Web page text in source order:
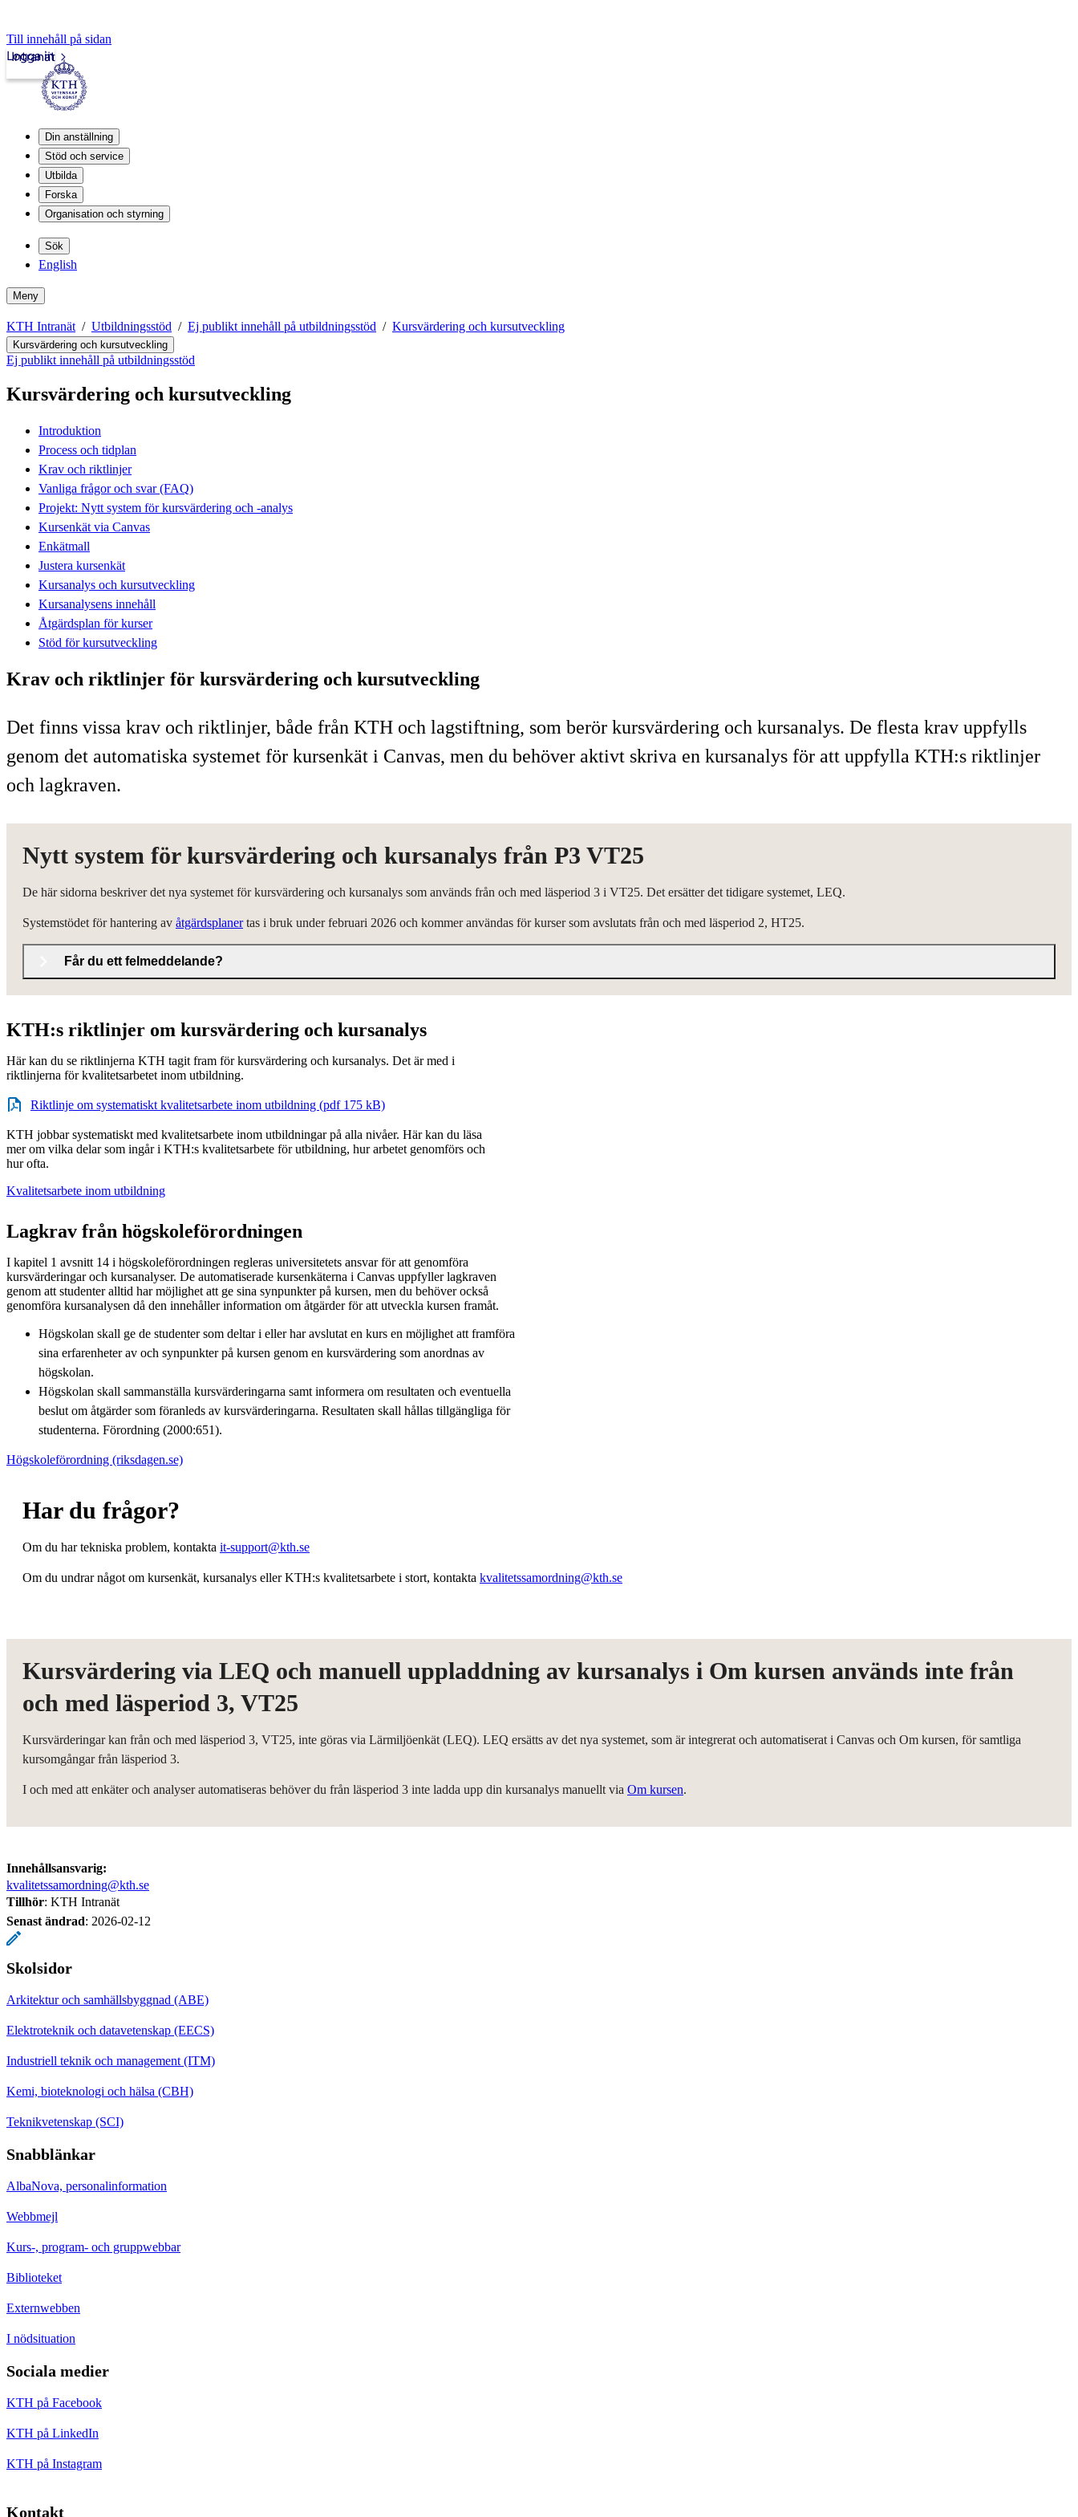
Till innehåll på sidan
Intranät
Logga in
Din anställning
Stöd och service
Utbilda
Forska
Organisation och styrning
Sök
English
Meny
KTH Intranät Utbildningsstöd Ej publikt innehåll på utbildningsstöd Kursvärdering och kursutveckling
Kursvärdering och kursutveckling
Ej publikt innehåll på utbildningsstöd
Kursvärdering och kursutveckling
Introduktion
Process och tidplan
Krav och riktlinjer
Vanliga frågor och svar (FAQ)
Projekt: Nytt system för kursvärdering och -analys
Kursenkät via Canvas
Enkätmall
Justera kursenkät
Kursanalys och kursutveckling
Kursanalysens innehåll
Åtgärdsplan för kurser
Stöd för kursutveckling
Krav och riktlinjer för kursvärdering och kursutveckling
Det finns vissa krav och riktlinjer, både från KTH och lagstiftning, som berör kursvärdering och kursanalys. De flesta krav uppfylls
genom det automatiska systemet för kursenkät i Canvas, men du behöver aktivt skriva en kursanalys för att uppfylla KTH:s riktlinjer
och lagkraven.
Nytt system för kursvärdering och kursanalys från P3 VT25
De här sidorna beskriver det nya systemet för kursvärdering och kursanalys som används från och med läsperiod 3 i VT25. Det ersätter det tidigare systemet, LEQ.
Systemstödet för hantering av åtgärdsplanertas i bruk under februari 2026 och kommer användas för kurser som avslutats från och med läsperiod 2, HT25.
Får du ett felmeddelande?
KTH:s riktlinjer om kursvärdering och kursanalys
Här kan du se riktlinjerna KTH tagit fram för kursvärdering och kursanalys. Det är med i
riktlinjerna för kvalitetsarbetet inom utbildning.
Riktlinje om systematiskt kvalitetsarbete inom utbildning (pdf 175 kB)
KTH jobbar systematiskt med kvalitetsarbete inom utbildningar på alla nivåer. Här kan du läsa
mer om vilka delar som ingår i KTH:s kvalitetsarbete för utbildning, hur arbetet genomförs och
hur ofta.
Kvalitetsarbete inom utbildning
Lagkrav från högskoleförordningen
I kapitel 1 avsnitt 14 i högskoleförordningen regleras universitetets ansvar för att genomföra
kursvärderingar och kursanalyser. De automatiserade kursenkäterna i Canvas uppfyller lagkraven
genom att studenter alltid har möjlighet att ge sina synpunkter på kursen, men du behöver också
genomföra kursanalysen då den innehåller information om åtgärder för att utveckla kursen framåt.
Högskolan skall ge de studenter som deltar i eller har avslutat en kurs en möjlighet att framföra
sina erfarenheter av och synpunkter på kursen genom en kursvärdering som anordnas av
högskolan.
Högskolan skall sammanställa kursvärderingarna samt informera om resultaten och eventuella
beslut om åtgärder som föranleds av kursvärderingarna. Resultaten skall hållas tillgängliga för
studenterna. Förordning (2000:651).
Högskoleförordning (riksdagen.se)
Har du frågor?
Om du har tekniska problem, kontakta it-support@kth.se
Om du undrar något om kursenkät, kursanalys eller KTH:s kvalitetsarbete i stort, kontakta kvalitetssamordning@kth.se
Kursvärdering via LEQ och manuell uppladdning av kursanalys i Om kursen används inte från
och med läsperiod 3, VT25
Kursvärderingar kan från och med läsperiod 3, VT25, inte göras via Lärmiljöenkät (LEQ). LEQ ersätts av det nya systemet, som är integrerat och automatiserat i Canvas och Om kursen, för samtliga
kursomgångar från läsperiod 3.
I och med att enkäter och analyser automatiseras behöver du från läsperiod 3 inte ladda upp din kursanalys manuellt via Om kursen.
Innehållsansvarig:
kvalitetssamordning@kth.se
Tillhör: KTH Intranät
Senast ändrad: 2026-02-12
Skolsidor
Arkitektur och samhällsbyggnad (ABE)
Elektroteknik och datavetenskap (EECS)
Industriell teknik och management (ITM)
Kemi, bioteknologi och hälsa (CBH)
Teknikvetenskap (SCI)
Snabblänkar
AlbaNova, personalinformation
Webbmejl
Kurs-, program- och gruppwebbar
Biblioteket
Externwebben
I nödsituation
Sociala medier
KTH på Facebook
KTH på LinkedIn
KTH på Instagram
Kontakt